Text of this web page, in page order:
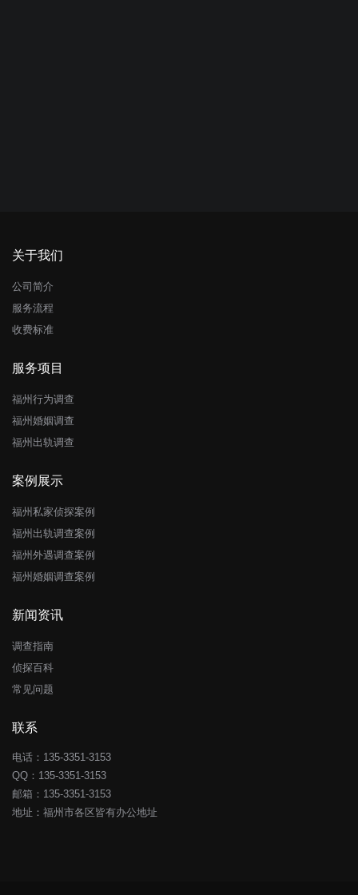
关于我们
公司简介
服务流程
收费标准
服务项目
福州行为调查
福州婚姻调查
福州出轨调查
案例展示
福州私家侦探案例
福州出轨调查案例
福州外遇调查案例
福州婚姻调查案例
新闻资讯
调查指南
侦探百科
常见问题
联系
电话：135-3351-3153
QQ： 135-3351-3153
邮箱：135-3351-3153
地址：福州市各区皆有办公地址